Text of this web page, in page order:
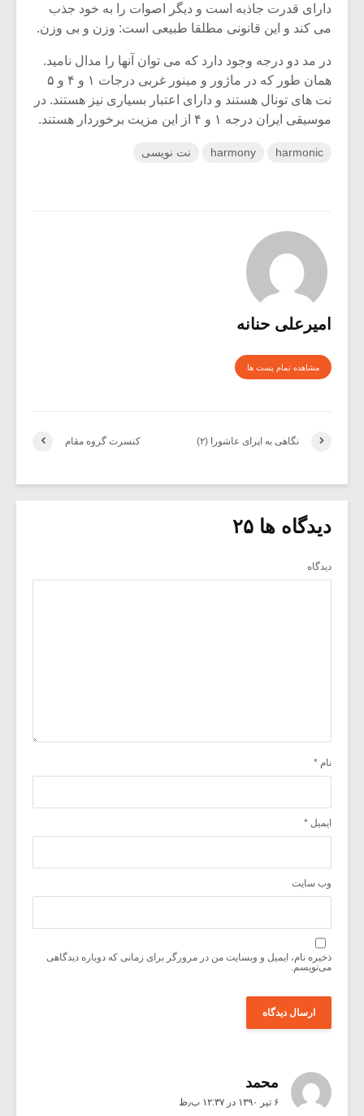
دارای قدرت جاذبه است و دیگر اصوات را به خود جذب
می کند و این قانونی مطلقا طبیعی است: وزن و بی وزن.
در مد دو درجه وجود دارد که می توان آنها را مدال نامید.
همان طور که در ماژور و مینور غربی درجات ۱ و ۴ و ۵
نت های تونال هستند و دارای اعتبار بسیاری نیز هستند. در
موسیقی ایران درجه ۱ و ۴ از این مزیت برخوردار هستند.
harmonic
harmony نت نویسی
امیرعلی حنانه
مشاهده تمام پست ها
کنسرت گروه مقام نگاهی به اپرای عاشورا (۲)
دیدگاه ها ۲۵
دیدگاه
نام *
ایمیل *
وب‌ سایت
ذخیره نام، ایمیل و وبسایت من در مرورگر برای زمانی که دوباره دیدگاهی
می‌نویسم.
محمد
۶ تیر ۱۳۹۰ در ۱۲:۳۷ ب٫ظ